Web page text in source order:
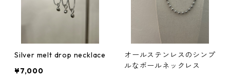
Silver melt drop necklace
¥7,000
オールステンレスのシンプ
ルなボールネックレス